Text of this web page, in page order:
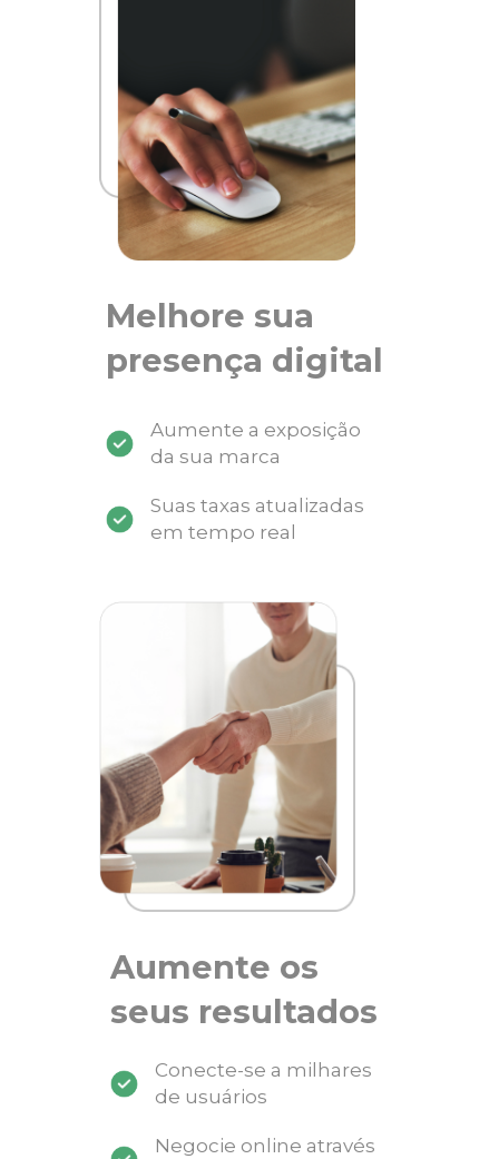
Melhore sua
presença digital
Aumente a exposição
da sua marca
Suas taxas atualizadas
em tempo real
Aumente os
seus resultados
Conecte-se a milhares
de usuários
Negocie online através